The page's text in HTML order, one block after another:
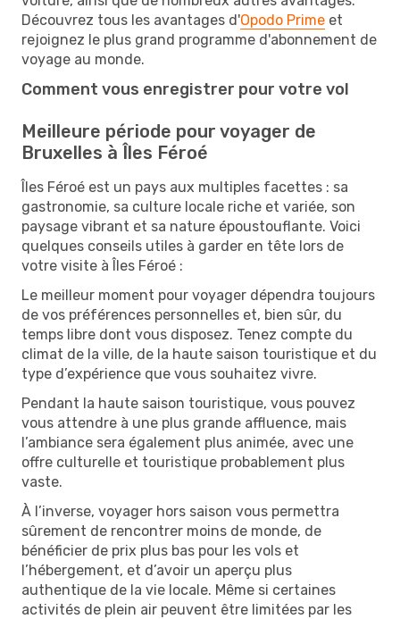
Découvrez tous les avantages d'Opodo Prime et
rejoignez le plus grand programme d'abonnement de
voyage au monde.
Comment vous enregistrer pour votre vol
Meilleure période pour voyager de
Bruxelles à Îles Féroé
Îles Féroé est un pays aux multiples facettes : sa
gastronomie, sa culture locale riche et variée, son
paysage vibrant et sa nature époustouflante. Voici
quelques conseils utiles à garder en tête lors de
votre visite à Îles Féroé :
Le meilleur moment pour voyager dépendra toujours
de vos préférences personnelles et, bien sûr, du
temps libre dont vous disposez. Tenez compte du
climat de la ville, de la haute saison touristique et du
type d’expérience que vous souhaitez vivre.
Pendant la haute saison touristique, vous pouvez
vous attendre à une plus grande affluence, mais
l’ambiance sera également plus animée, avec une
offre culturelle et touristique probablement plus
vaste.
À l’inverse, voyager hors saison vous permettra
sûrement de rencontrer moins de monde, de
bénéficier de prix plus bas pour les vols et
l’hébergement, et d’avoir un aperçu plus
authentique de la vie locale. Même si certaines
activités de plein air peuvent être limitées par les